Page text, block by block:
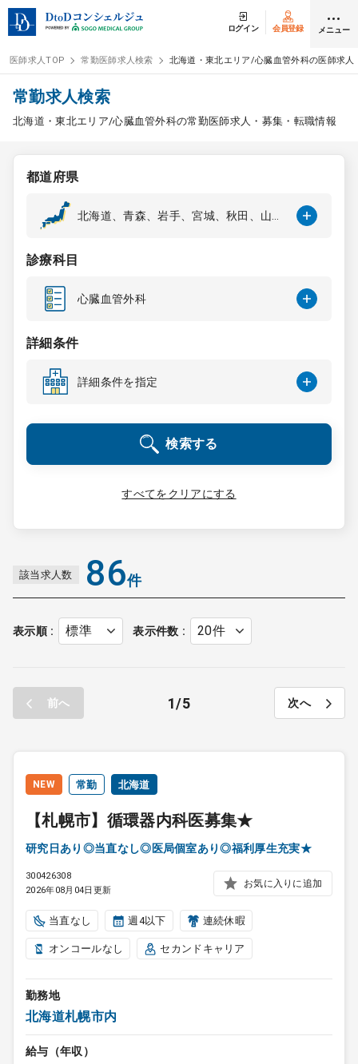
ログイン 会員登録 メニュー
ログイン
医師求人
常勤検索
スポット検索
DtoDの転職・
コンサルタント
成功事例
転職ノウハウ
受付時間 9:00 ～ 18:00（平日）
0120-337-613
クリニック開業
お問合せ
医師求人TOP 常勤医師求人検索 北海道・東北エリア/心臓血管外科の医師求人
常勤求人検索
北海道・東北エリア/心臓血管外科の常勤医師求人・募集・転職情報
都道府県
北海道、青森、岩手、宮城、秋田、山
診療科目
心臓血管外科
詳細条件
詳細条件を指定
検索する
すべてをクリアにする
該当求人数 86件
表示順 表示件数
前へ 1 5 次へ
NEW 常勤 北海道
【札幌市】循環器内科医募集★
研究日あり◎当直なし◎医局個室あり◎福利厚生充実★
300426308
2026年08月04日更新
お気に入りに追加
当直なし 週4以下 連続休暇
オンコールなし セカンドキャリア
勤務地
北海道札幌市内
給与（年収）